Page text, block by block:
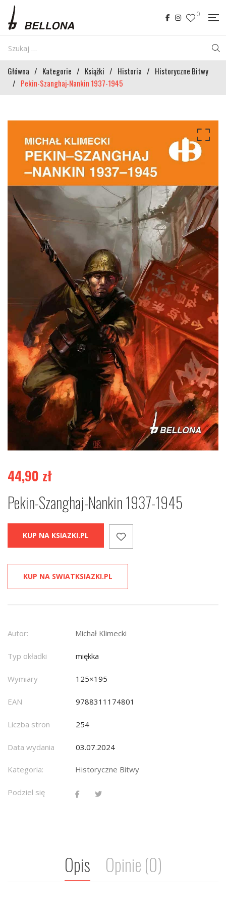
0
Główna / Kategorie / Książki / Historia / Historyczne Bitwy
/ Pekin-Szanghaj-Nankin 1937-1945
44,90 zł
Pekin-Szanghaj-Nankin 1937-1945
KUP NA KSIAZKI.PL
KUP NA SWIATKSIAZKI.PL
Autor: Michał Klimecki
Typ okładki miękka
Wymiary 125×195
EAN 9788311174801
Liczba stron 254
Data wydania 03.07.2024
Kategoria: Historyczne Bitwy
Podziel się
Opis Opinie (0)